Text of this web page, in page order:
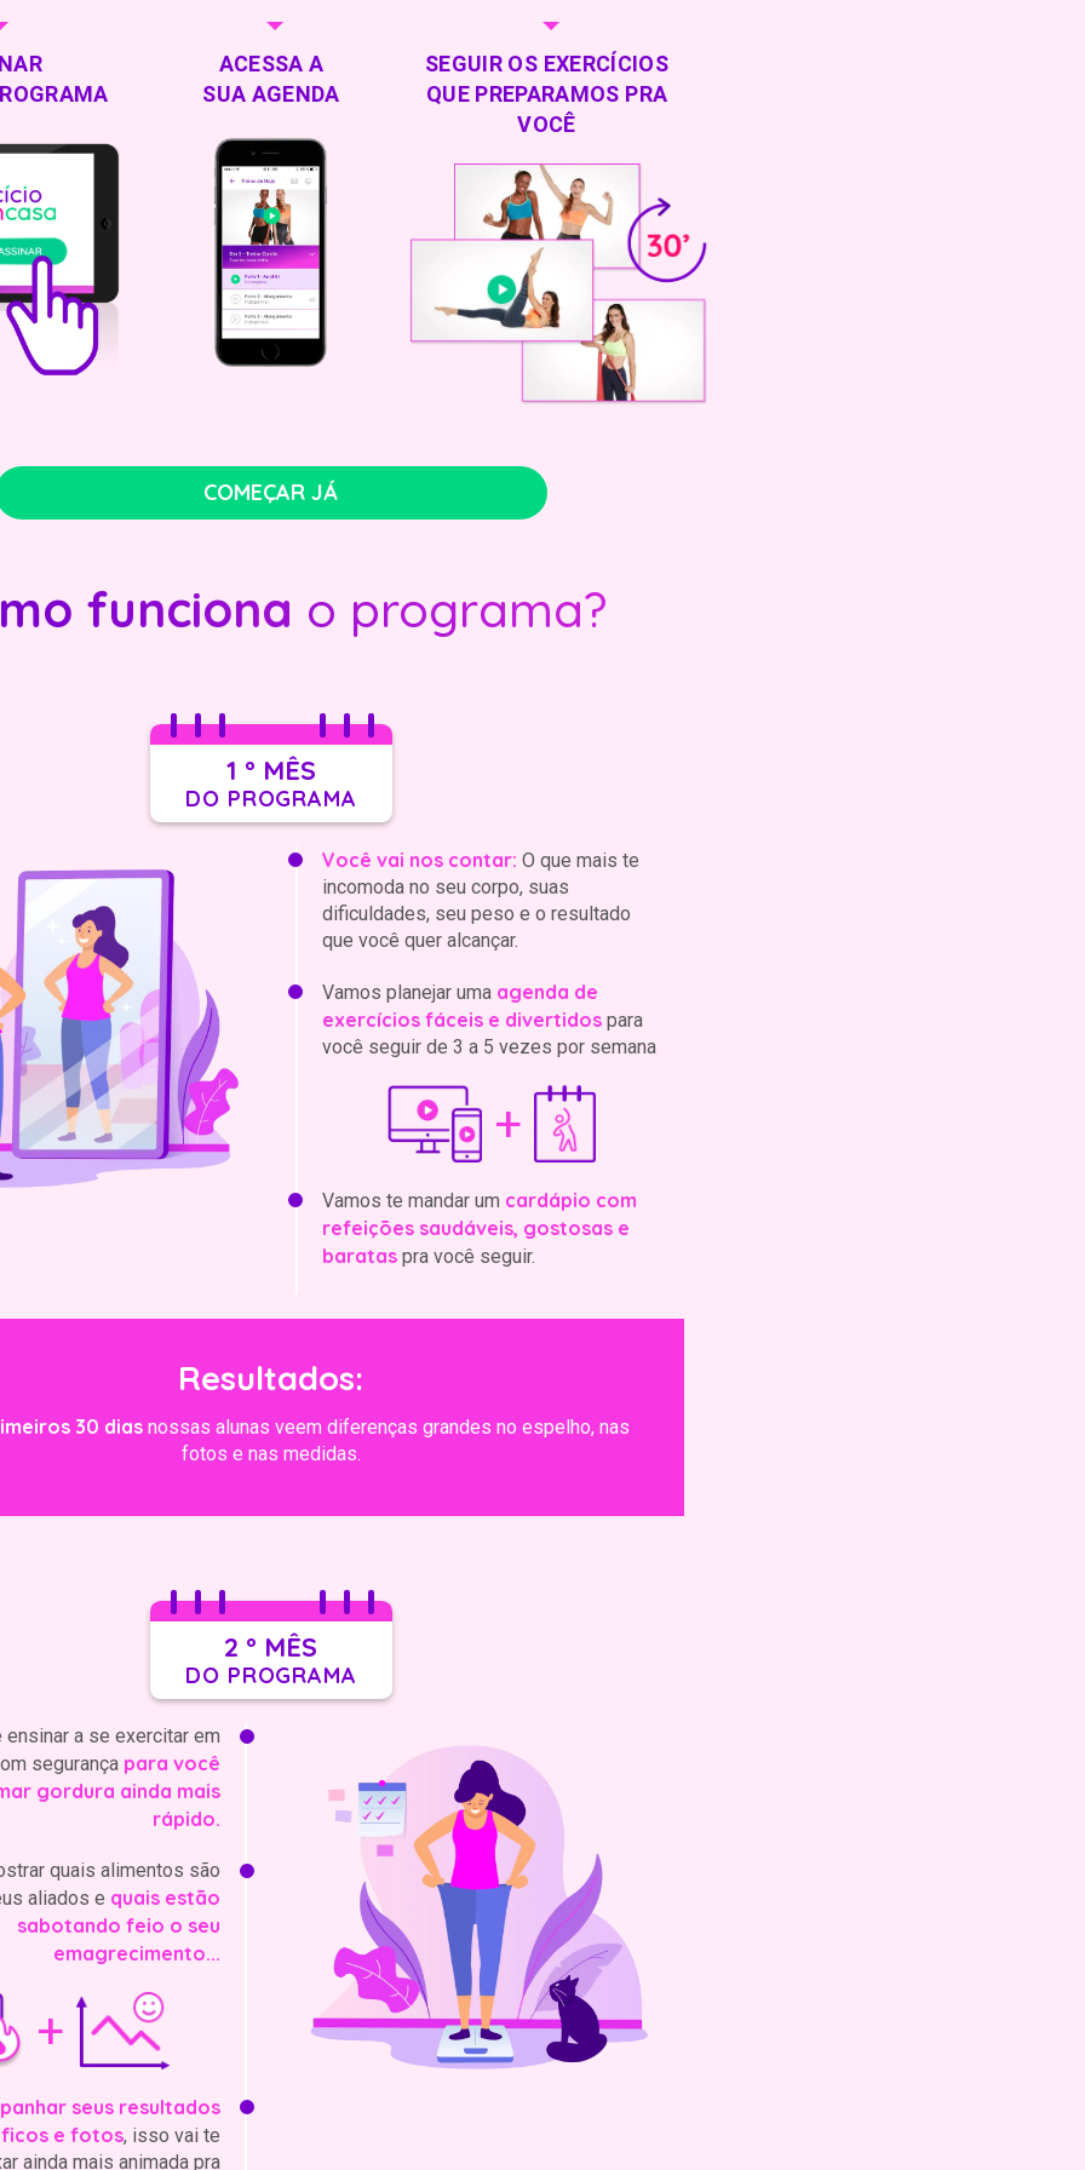
ACESSA A
SUA AGENDA
SEGUIR OS EXERCÍCIOS
QUE PREPARAMOS PRA
VOCÊ
COMEÇAR JÁ
funciona o programa?
1 º MÊS
DO PROGRAMA
Você vai nos contar: O que mais te
incomoda no seu corpo, suas
dificuldades, seu peso e o resultado
que você quer alcançar.
Vamos planejar uma agenda de
exercícios fáceis e divertidospara
você seguir de 3 a 5 vezes por semana
+
Vamos te mandar um cardápio com
refeições saudáveis, gostosas e
barataspra você seguir.
Resultados:
30 diasnossas alunas veem diferenças grandes no espelho, nas
fotos e nas medidas.
2 º MÊS
DO PROGRAMA
ensinar a se exercitar em
segurança para você
gordura ainda mais
rápido.
quais alimentos são
aliados e quais estão
sabotando feio o seu
emagrecimento...
+
seus resultados
e fotos, isso vai te
ainda mais animada pra